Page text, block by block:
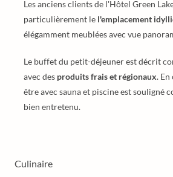
Les anciens clients de l'Hôtel Green
particulièrement le l'emplacement
élégamment meublées avec vue
Le buffet du petit-déjeuner est décrit
avec des produits frais et régionaux. En
être avec sauna et piscine est souligné
bien entretenu.
Culinaire